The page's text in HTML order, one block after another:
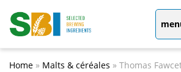
Home » Malts & céréales » Thomas